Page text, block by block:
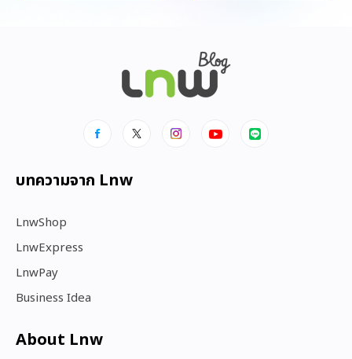
บทความจาก Lnw
LnwShop
LnwExpress
LnwPay
Business Idea
About Lnw​